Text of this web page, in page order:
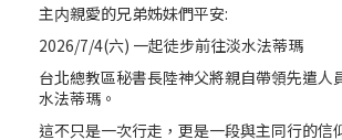
2025/01/17 (五) 平日聖道
2025/01/16 (四) 平日聖道
主内親愛的兄弟姊妹們平安:
2026/7/4(六) 一起徒步前往淡水法蒂瑪
台北總教區秘書長陸神父將親自帶領先遣人
水法蒂瑪。
這不只是一次行走，更是一段與主同行的信